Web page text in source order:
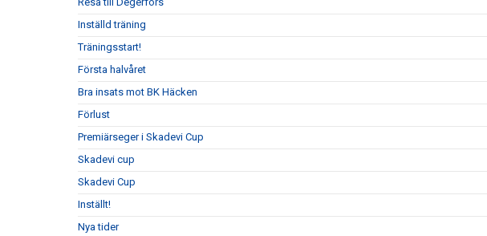
Inställd träning
Träningsstart!
Första halvåret
Bra insats mot BK Häcken
Förlust
Premiärseger i Skadevi Cup
Skadevi cup
Skadevi Cup
Inställt!
Nya tider